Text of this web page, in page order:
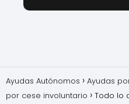
Ayudas Autónomos Ayudas
por cese involuntario
Todo lo